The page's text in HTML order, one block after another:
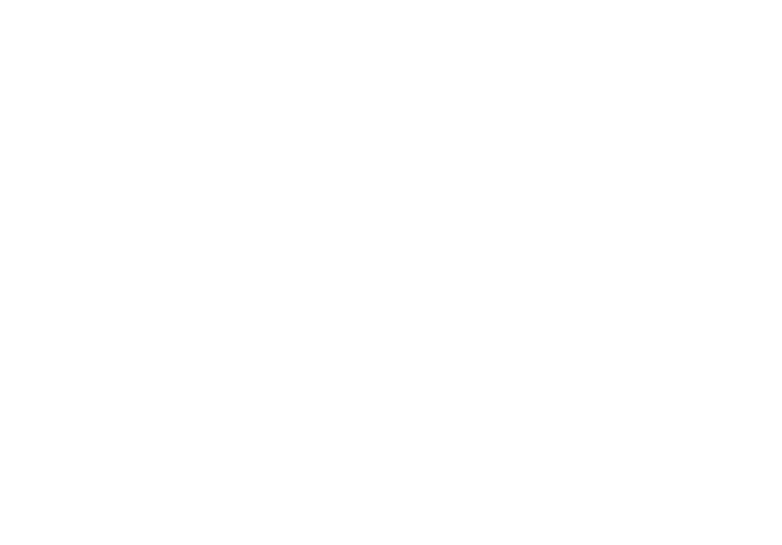
、AWS、MySQL など
ッションしながら、株式会社Y'sのあり方を一緒に考えていくことができます
できます
ら勤務することができます